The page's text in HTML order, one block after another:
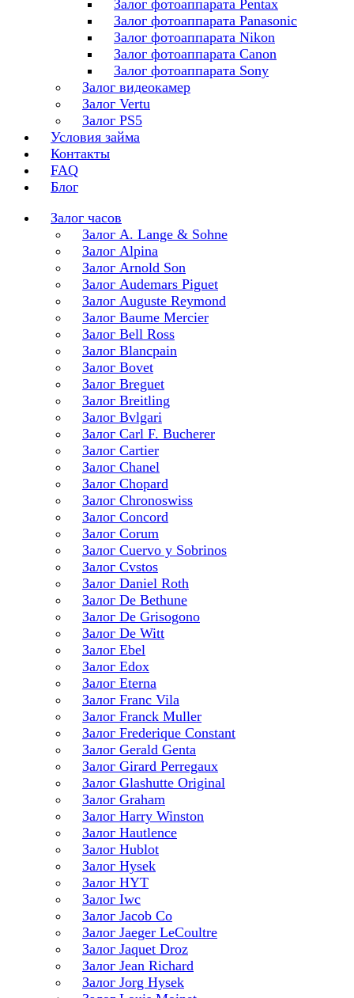
Залог фотоаппарата Pentax
Залог фотоаппарата Panasonic
Залог фотоаппарата Nikon
Залог фотоаппарата Canon
Залог фотоаппарата Sony
Залог видеокамер
Залог Vertu
Залог PS5
Условия займа
Контакты
FAQ
Блог
Залог часов
Залог A. Lange & Sohne
Залог Alpina
Залог Arnold Son
Залог Audemars Piguet
Залог Auguste Reymond
Залог Baume Mercier
Залог Bell Ross
Залог Blancpain
Залог Bovet
Залог Breguet
Залог Breitling
Залог Bvlgari
Залог Carl F. Bucherer
Залог Cartier
Залог Chanel
Залог Chopard
Залог Chronoswiss
Залог Concord
Залог Corum
Залог Cuervo y Sobrinos
Залог Cvstos
Залог Daniel Roth
Залог De Bethune
Залог De Grisogono
Залог De Witt
Залог Ebel
Залог Edox
Залог Eterna
Залог Franc Vila
Залог Franck Muller
Залог Frederique Constant
Залог Gerald Genta
Залог Girard Perregaux
Залог Glashutte Original
Залог Graham
Залог Harry Winston
Залог Hautlence
Залог Hublot
Залог Hysek
Залог HYT
Залог Iwc
Залог Jacob Co
Залог Jaeger LeCoultre
Залог Jaquet Droz
Залог Jean Richard
Залог Jorg Hysek